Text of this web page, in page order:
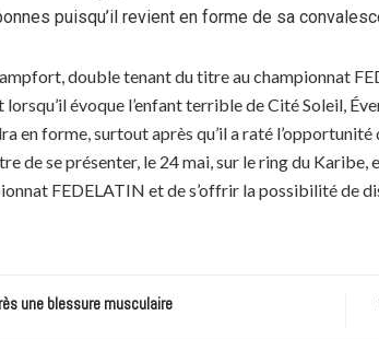
puisqu’il revient en forme de sa
double tenant du titre au championnat
évoque l’enfant terrible de Cité Soleil,
en forme, surtout après qu’il a raté
de se présenter, le 24 mai, sur le ring du
FEDELATIN et de s’offrir la possibilité de
une blessure musculaire